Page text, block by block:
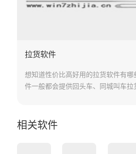
拉货软件
想知道性价比高好用的拉货软件有哪
件一般都会提供回头车、同城叫车拉
运送需求。那么最划算挣钱的拉货找
相关软件